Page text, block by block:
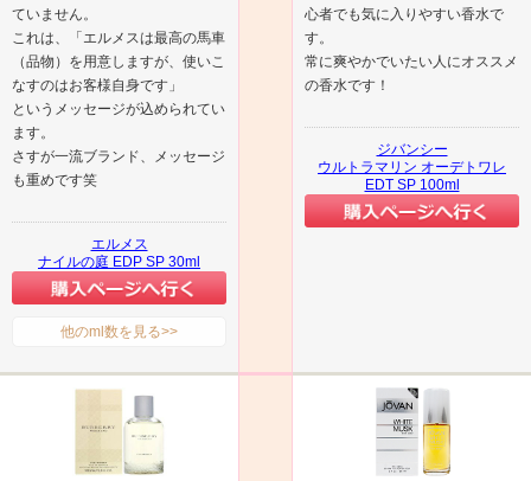
ていません。
これは、「エルメスは最高の馬車
（品物）を用意しますが、使いこ
なすのはお客様自身です」
というメッセージが込められてい
ます。
さすが一流ブランド、メッセージ
も重めです笑
エルメス
ナイルの庭 EDP SP 30ml
他のml数を見る>>
心者でも気に入りやすい香水で
す。
常に爽やかでいたい人にオススメ
の香水です！
ジバンシー
ウルトラマリン オーデトワレ
EDT SP 100ml